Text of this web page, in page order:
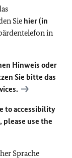
Sie hier (in
in
Hinweis oder
Sie bitte das
to accessibility
please use the
Sprache